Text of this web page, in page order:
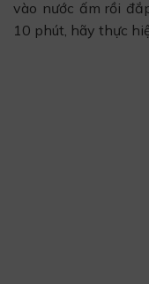
vào nước ấm rồi
10 phút, hãy thực